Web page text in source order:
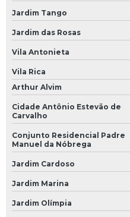
Bateria Moura 70
Bateria Moura 70 Amperes
Bateria Moura 70a
Bateria Moura 70ah
Bateria Moura 75 Amperes
Bateria Moura 80
Bateria Moura 80 Amperes
Bateria Moura 90 Amperes
Bateria Moura de 60
Jardim Tango
Jardim das Rosas
Vila Antonieta
Vila Rica
Arthur Alvim
Cidade Antônio Estevão de
Carvalho
Conjunto Residencial Padre
Manuel da Nóbrega
Jardim Cardoso
Jardim Marina
Jardim Olímpia